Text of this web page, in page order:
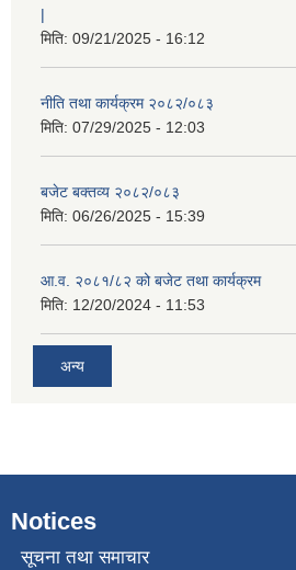
|
मिति: 09/21/2025 - 16:12
नीति तथा कार्यक्रम २०८२/०८३
मिति: 07/29/2025 - 12:03
बजेट बक्तव्य २०८२/०८३
मिति: 06/26/2025 - 15:39
आ.व. २०८१/८२ को बजेट तथा कार्यक्रम
मिति: 12/20/2024 - 11:53
अन्य
Notices
सूचना तथा समाचार